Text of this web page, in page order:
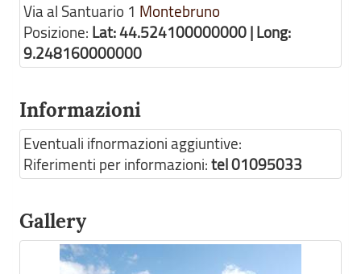
Via al Santuario 1 Montebruno
Posizione: Lat: 44.524100000000 | Long:
9.248160000000
Informazioni
Eventuali ifnormazioni aggiuntive:
Riferimenti per informazioni:tel 01095033
Gallery